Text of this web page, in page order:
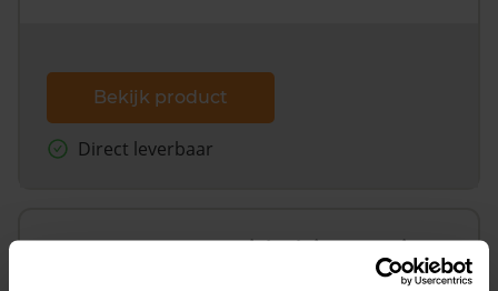
Bekijk product
Direct leverbaar
Koopsommenoverzicht (1 jaar gratis